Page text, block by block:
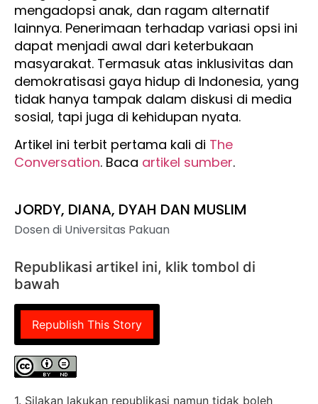
mengadopsi anak, dan ragam alternatif
lainnya. Penerimaan terhadap variasi opsi ini
dapat menjadi awal dari keterbukaan
masyarakat. Termasuk atas inklusivitas dan
demokratisasi gaya hidup di Indonesia, yang
tidak hanya tampak dalam diskusi di media
sosial, tapi juga di kehidupan nyata.
Artikel ini terbit pertama kali di The
Conversation. Baca artikel sumber.
JORDY, DIANA, DYAH DAN MUSLIM
Dosen di Universitas Pakuan
Republikasi artikel ini, klik tombol di
bawah
Republish This Story
1. Silakan lakukan republikasi namun tidak boleh